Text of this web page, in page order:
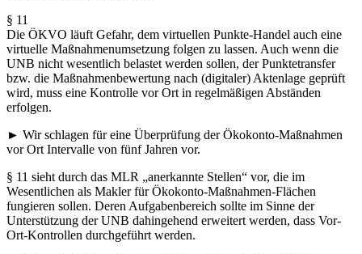
§ 11
Die ÖKVO läuft Gefahr, dem virtuellen Punkte-Handel auch eine
virtuelle Maßnahmenumsetzung folgen zu lassen. Auch wenn die
UNB nicht wesentlich belastet werden sollen, der Punktetransfer
bzw. die Maßnahmenbewertung nach (digitaler) Aktenlage geprüft
wird, muss eine Kontrolle vor Ort in regelmäßigen Abständen
erfolgen.
► Wir schlagen für eine Überprüfung der Ökokonto-Maßnahmen
vor Ort Intervalle von fünf Jahren vor.
§ 11 sieht durch das MLR „anerkannte Stellen“ vor, die im
Wesentlichen als Makler für Ökokonto-Maßnahmen-Flächen
fungieren sollen. Deren Aufgabenbereich sollte im Sinne der
Unterstützung der UNB dahingehend erweitert werden, dass Vor-
Ort-Kontrollen durchgeführt werden.